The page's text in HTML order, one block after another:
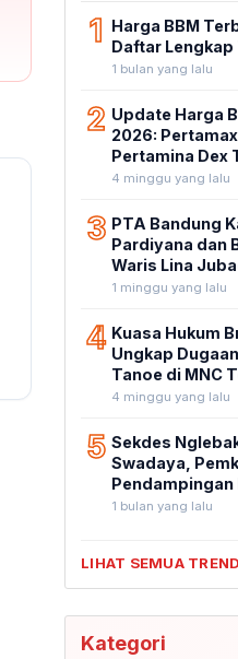
1 Harga BBM
Daftar
1 bulan yang lalu
2 Update Harga
2026:
Pertamina Dex
4 minggu yang lalu
3 PTA Bandung
Pardiyana dan
Waris Lina
1 minggu yang lalu
4 Kuasa Hukum
Ungkap
Tanoe di MNC
4 minggu yang lalu
5 Sekdes
Swadaya,
Pendampingan
1 bulan yang lalu
LIHAT SEMUA
Kategori